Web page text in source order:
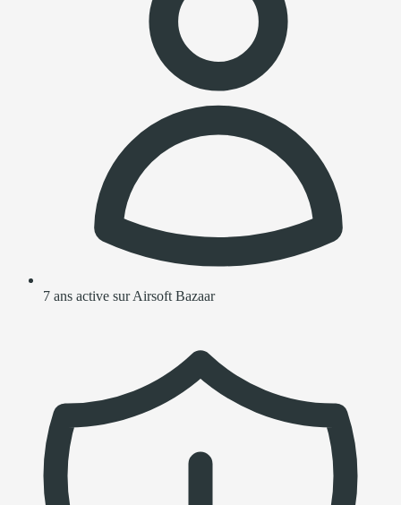
7 ans active sur Airsoft Bazaar